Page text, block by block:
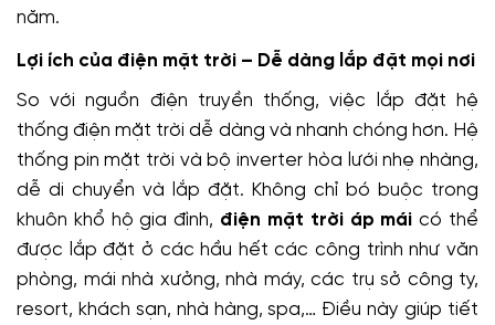
năm.
Lợi ích của điện mặt trời – Dễ dàng lắp đặt mọi nơi
So với nguồn điện truyền thống, việc lắp đặt hệ
thống điện mặt trời dễ dàng và nhanh chóng hơn. Hệ
thống pin mặt trời và bộ inverter hòa lưới nhẹ nhàng,
dễ di chuyển và lắp đặt. Không chỉ bó buộc trong
khuôn khổ hộ gia đình, điện mặt trời áp mái có thể
được lắp đặt ở các hầu hết các công trình như văn
phòng, mái nhà xưởng, nhà máy, các trụ sở công ty,
resort, khách sạn, nhà hàng, spa,… Điều này giúp tiết